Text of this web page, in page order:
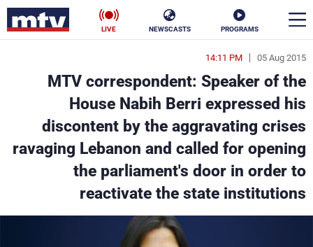
PROGRAMS
NEWSCASTS
LIVE
05 Aug 2015
14:11 PM
MTV correspondent: Speaker of the
House Nabih Berri expressed his
discontent by the aggravating crises
ravaging Lebanon and called for opening
the parliament's door in order to
reactivate the state institutions
en
الأخبار
سياسة ناس
إقتصاد
منوعات رياضة